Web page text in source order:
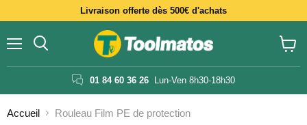
Livraison offerte dès 500€ d'achats
01 84 60 36 26 Lun-Ven 8h30-18h30
le
Accueil Rouleau Film PE de protection